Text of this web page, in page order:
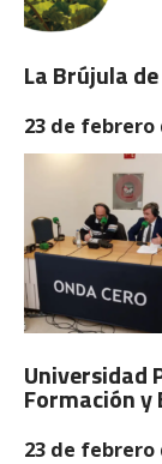
La Brújula
23 de febrero
Universidad
Formación y
23 de febrero